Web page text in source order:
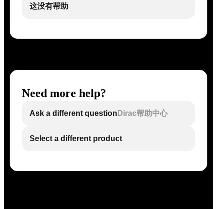
这没有帮助
Need more help?
Ask a different question Dirac帮助中心
Select a different product